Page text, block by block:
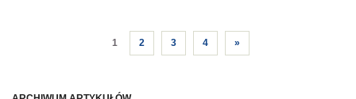
1 2 3 4 »